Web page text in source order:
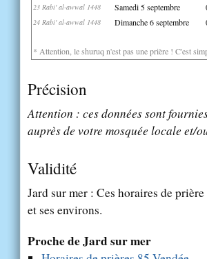
23 Rabi' al-awwal 1448 Samedi 5 septembre
24 Rabi' al-awwal 1448 Dimanche 6 septembre
* Attention, le shuruq n'est pas une prière ! C'est
Précision
Attention : ces données sont
auprès de votre mosquée locale et/
Validité
Jard sur mer : Ces horaires de
et ses environs.
Proche de Jard sur mer